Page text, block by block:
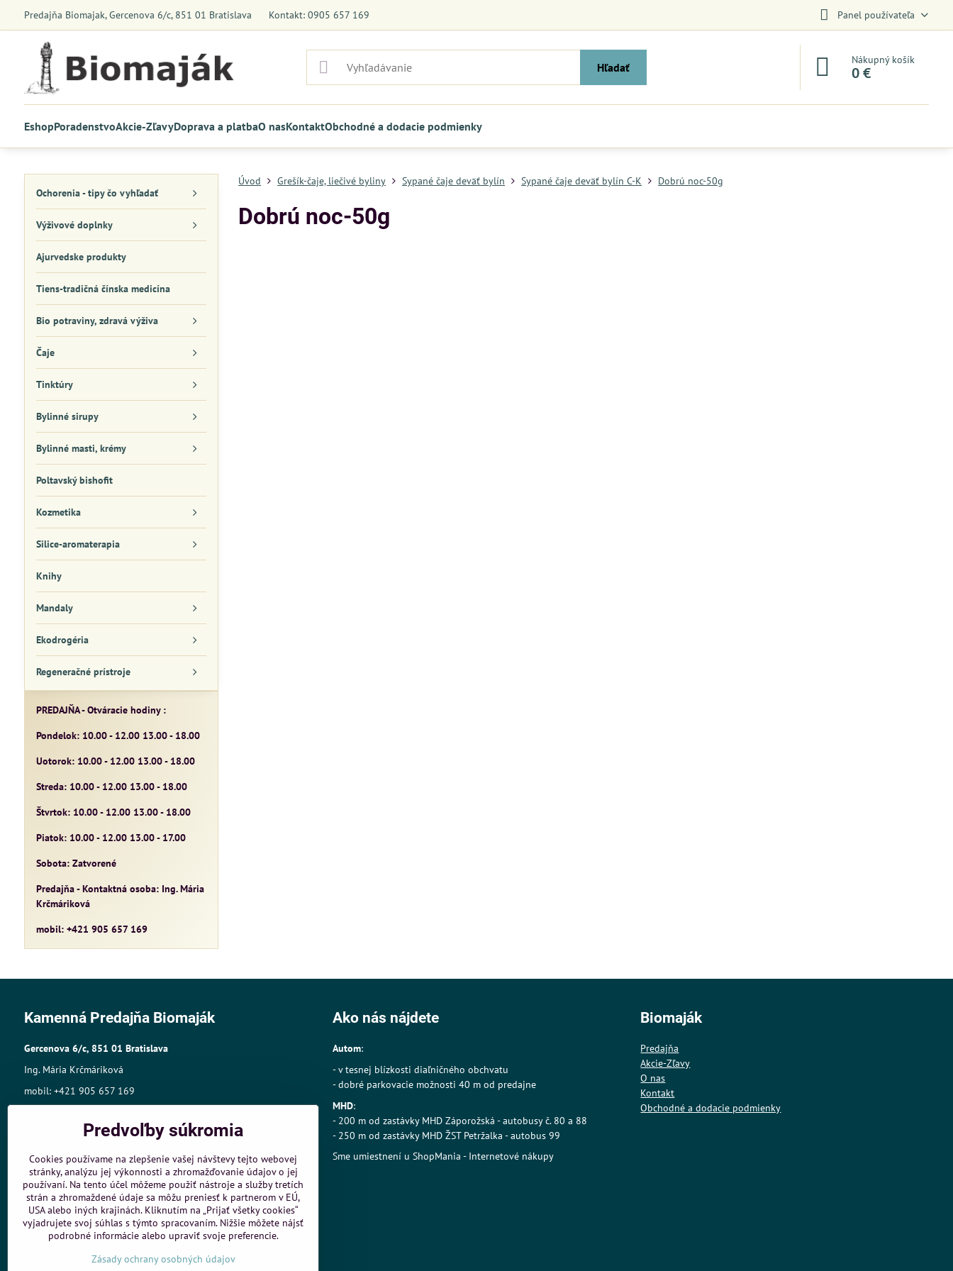
Predajňa Biomajak, Gercenova 6/c, 851 01 Bratislava Kontakt: 0905 657 169 Panel používateľa
Hľadať
Nákupný košík
0 €
EshopPoradenstvoAkcie-ZľavyDoprava a platbaO nasKontaktObchodné a dodacie podmienky
Úvod Grešík-čaje, liečivé byliny Sypané čaje deväť bylín Sypané čaje deväť bylín C-K Dobrú noc-50g
Dobrú noc-50g
Ochorenia - tipy čo vyhľadať
Výživové doplnky
Ajurvedske produkty
Tiens-tradičná čínska medicína
Bio potraviny, zdravá výživa
Čaje
Tinktúry
Bylinné sirupy
Bylinné masti, krémy
Poltavský bishofit
Kozmetika
Silice-aromaterapia
Knihy
Mandaly
Ekodrogéria
Regeneračné prístroje
PREDAJŇA - Otváracie hodiny :
Pondelok: 10.00 - 12.00 13.00 - 18.00
Uotorok: 10.00 - 12.00 13.00 - 18.00
Streda: 10.00 - 12.00 13.00 - 18.00
Štvrtok: 10.00 - 12.00 13.00 - 18.00
Piatok: 10.00 - 12.00 13.00 - 17.00
Sobota: Zatvorené
Predajňa - Kontaktná osoba: Ing. Mária
Krčmáriková
mobil: +421 905 657 169
Kamenná Predajňa Biomaják
Gercenova 6/c, 851 01 Bratislava
Ing. Mária Krčmáriková
mobil: +421 905 657 169
Sídlo: A.Gwerkovej 19, 851 04 Bratislava
IČO: 33768609,
IČ DPH:SK1025421980
Živnost.register č.:105-10848
Objednávky
Stav objednávky
Ako nás nájdete
Autom:
- v tesnej blízkosti diaľničného obchvatu
- dobré parkovacie možnosti 40 m od predajne
MHD:
- 200 m od zastávky MHD Záporožská - autobusy č. 80 a 88
- 250 m od zastávky MHD ŽST Petržalka - autobus 99
Sme umiestnení u ShopMania - Internetové nákupy
Biomaják
Predajňa
Akcie-Zľavy
O nas
Kontakt
Obchodné a dodacie podmienky
Predvoľby súkromia
Cookies používame na zlepšenie vašej návštevy tejto webovej
stránky, analýzu jej výkonnosti a zhromažďovanie údajov o jej
používaní. Na tento účel môžeme použiť nástroje a služby tretích
strán a zhromaždené údaje sa môžu preniesť k partnerom v EÚ,
USA alebo iných krajinách. Kliknutím na „Prijať všetky cookies“
vyjadrujete svoj súhlas s týmto spracovaním. Nižšie môžete nájsť
podrobné informácie alebo upraviť svoje preferencie.
Zásady ochrany osobných údajov